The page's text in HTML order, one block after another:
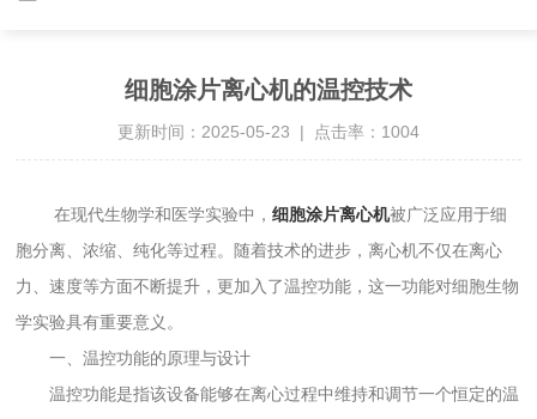
细胞涂片离心机的温控技术
更新时间：2025-05-23 | 点击率：1004
在现代生物学和医学实验中，细胞涂片离心机被广泛应用于细
胞分离、浓缩、纯化等过程。随着技术的进步，离心机不仅在离心
力、速度等方面不断提升，更加入了温控功能，这一功能对细胞生物
学实验具有重要意义。
一、温控功能的原理与设计
温控功能是指该设备能够在离心过程中维持和调节一个恒定的温